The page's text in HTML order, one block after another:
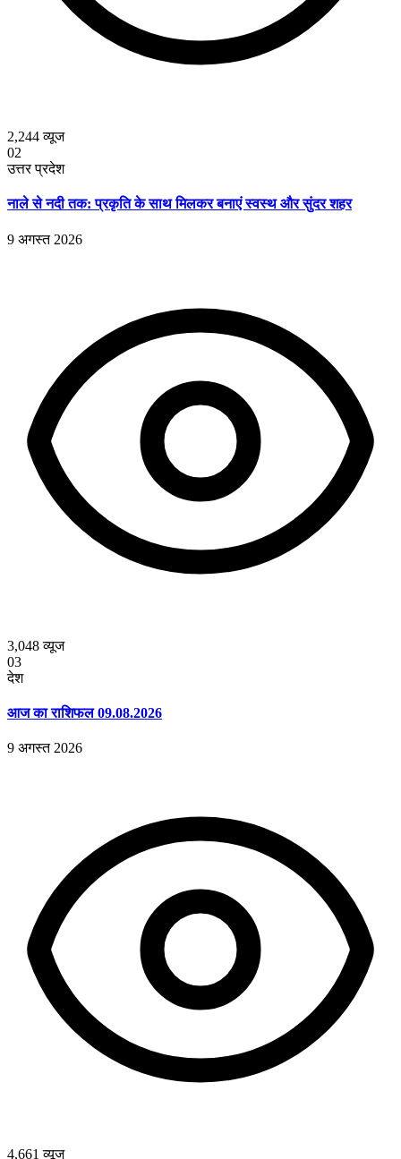
2,244व्यूज
02
उत्तर प्रदेश
नाले से नदी तक: प्रकृति के साथ मिलकर बनाएं स्वस्थ और सुंदर शहर
9 अगस्त 2026
3,048व्यूज
03
देश
आज का राशिफल 09.08.2026
9 अगस्त 2026
4,661 व्यूज